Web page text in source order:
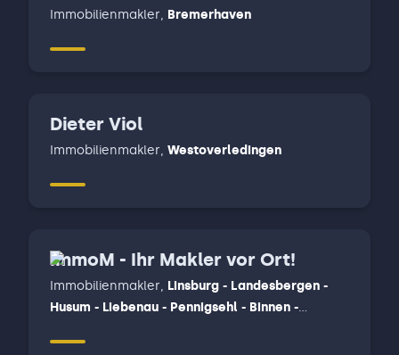
Immobilienmakler, Bremerhaven
Dieter Viol
Immobilienmakler, Westoverledingen
ImmoM - Ihr Makler vor Ort!
Immobilienmakler, Linsburg - Landesbergen -
Husum - Liebenau - Pennigsehl - Binnen -